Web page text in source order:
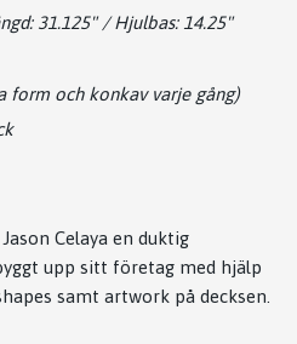
31.125" / Hjulbas: 14.25"
form och konkav varje gång)
Celaya en duktig
upp sitt företag med hjälp
samt artwork på decksen.